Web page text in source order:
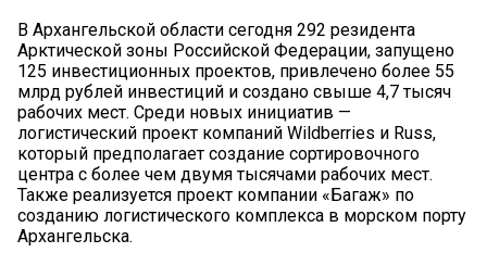
В Архангельской области сегодня 292 резидента
Арктической зоны Российской Федерации, запущено
125 инвестиционных проектов, привлечено более 55
млрд рублей инвестиций и создано свыше 4,7 тысяч
рабочих мест. Среди новых инициатив —
логистический проект компаний Wildberries и Russ,
который предполагает создание сортировочного
центра с более чем двумя тысячами рабочих мест.
Также реализуется проект компании «Багаж» по
созданию логистического комплекса в морском порту
Архангельска.